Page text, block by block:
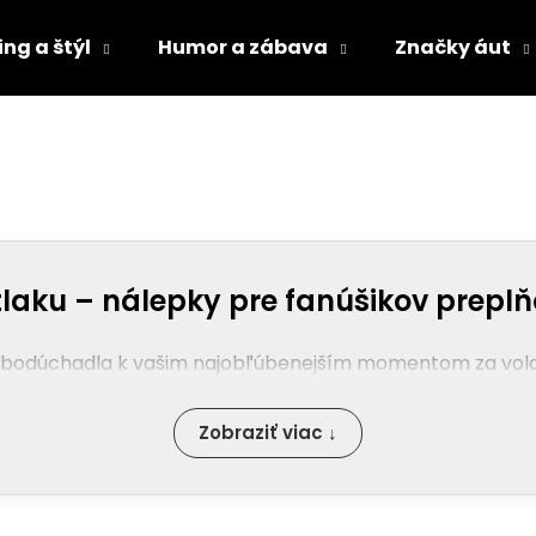
a štýl Humor a zábava Značky áut
– nálepky pre fanúšikov
k vašim najobľúbenejším momentom za
Zobraziť viac ↓
Odporúčame